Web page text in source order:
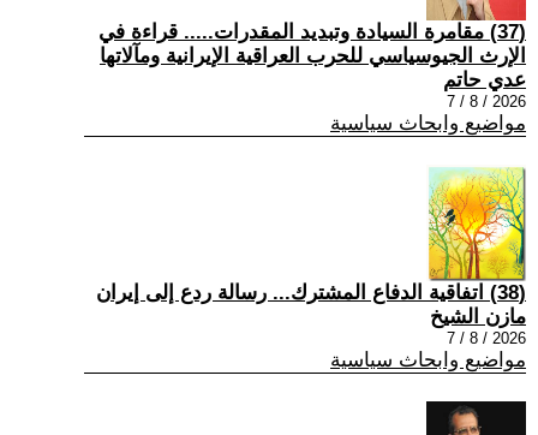
(37) مقامرة السيادة وتبديد المقدرات..... قراءة في
الإرث الجيوسياسي للحرب العراقية الإيرانية ومآلاتها
عدي حاتم
2026 / 8 / 7
مواضيع وابحاث سياسية
(38) اتفاقية الدفاع المشترك... رسالة ردع إلى إيران
مازن الشيخ
2026 / 8 / 7
مواضيع وابحاث سياسية